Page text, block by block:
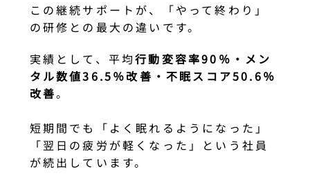
この継続サポートが、「やって終わり」
の研修との最大の違いです。
実績として、平均行動変容率90％・メン
タル数値36.5％改善・不眠スコア50.6％
改善。
短期間でも「よく眠れるようになった」
「翌日の疲労が軽くなった」という社員
が続出しています。